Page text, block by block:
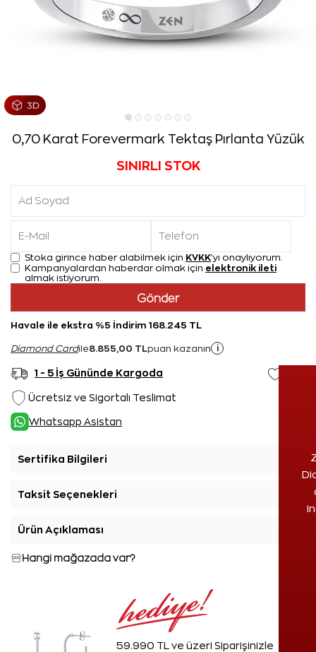
0,70 Karat Forevermark Tektaş Pırlanta Yüzük
SINIRLI STOK
Stoka girince haber alabilmek için KVKK'yı onaylıyorum.
Kampanyalardan haberdar olmak için elektronik ileti
almak istiyorum.
Gönder
Havale ile ekstra %5 İndirim 168.245 TL
Diamond Cardile8.855,00 TL puan kazanın i
1 - 5 İş Gününde Kargoda
Ücretsiz ve Sigortalı Teslimat
Whatsapp Asistan
Sertifika Bilgileri
Taksit Seçenekleri
Ürün Açıklaması
Hangi mağazada var?
59.990 TL ve üzeri Siparişinizle